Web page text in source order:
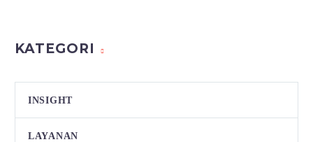
KATEGORI
INSIGHT
LAYANAN